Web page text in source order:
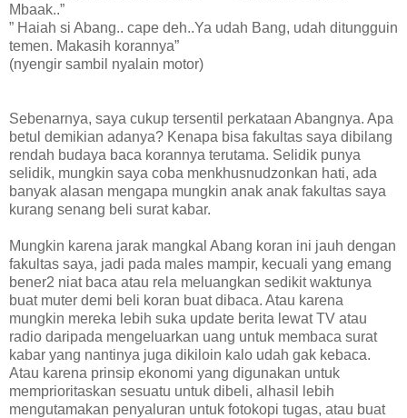
Mbaak..”
” Haiah si Abang.. cape deh..Ya udah Bang, udah ditungguin
temen. Makasih korannya”
(nyengir sambil nyalain motor)
Sebenarnya, saya cukup tersentil perkataan Abangnya. Apa
betul demikian adanya? Kenapa bisa fakultas saya dibilang
rendah budaya baca korannya terutama. Selidik punya
selidik, mungkin saya coba menkhusnudzonkan hati, ada
banyak alasan mengapa mungkin anak anak fakultas saya
kurang senang beli surat kabar.
Mungkin karena jarak mangkal Abang koran ini jauh dengan
fakultas saya, jadi pada males mampir, kecuali yang emang
bener2 niat baca atau rela meluangkan sedikit waktunya
buat muter demi beli koran buat dibaca. Atau karena
mungkin mereka lebih suka update berita lewat TV atau
radio daripada mengeluarkan uang untuk membaca surat
kabar yang nantinya juga dikiloin kalo udah gak kebaca.
Atau karena prinsip ekonomi yang digunakan untuk
memprioritaskan sesuatu untuk dibeli, alhasil lebih
mengutamakan penyaluran untuk fotokopi tugas, atau buat